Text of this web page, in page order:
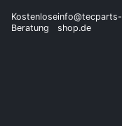
Kostenlose
Beratung
info@tecparts-
shop.de